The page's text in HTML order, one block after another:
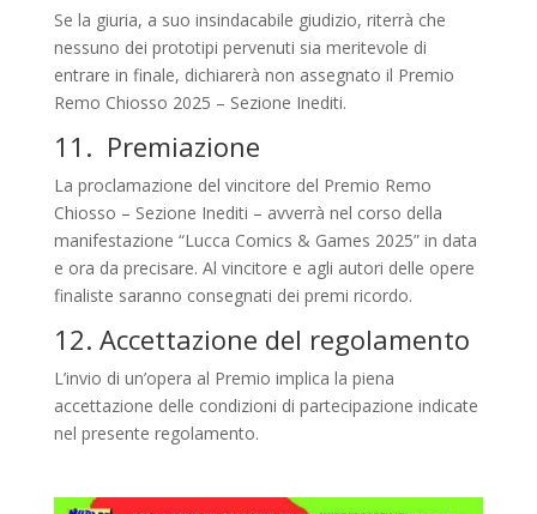
Se la giuria, a suo insindacabile giudizio, riterrà che
nessuno dei prototipi pervenuti sia meritevole di
entrare in finale, dichiarerà non assegnato il Premio
Remo Chiosso 2025 – Sezione Inediti.
11. Premiazione
La proclamazione del vincitore del Premio Remo
Chiosso – Sezione Inediti – avverrà nel corso della
manifestazione “Lucca Comics & Games 2025” in data
e ora da precisare. Al vincitore e agli autori delle opere
finaliste saranno consegnati dei premi ricordo.
12. Accettazione del regolamento
L’invio di un’opera al Premio implica la piena
accettazione delle condizioni di partecipazione indicate
nel presente regolamento.